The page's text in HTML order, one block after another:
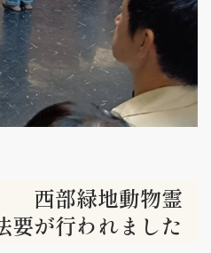
西部緑地動物霊
要が行われました